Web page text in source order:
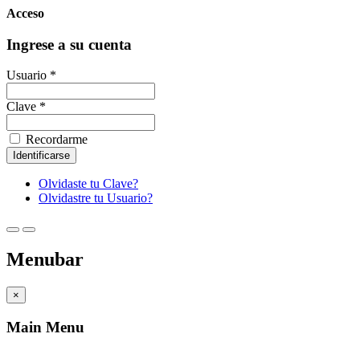
Acceso
Ingrese a su cuenta
Usuario *
Clave *
Recordarme
Olvidaste tu Clave?
Olvidastre tu Usuario?
Menubar
×
Main Menu